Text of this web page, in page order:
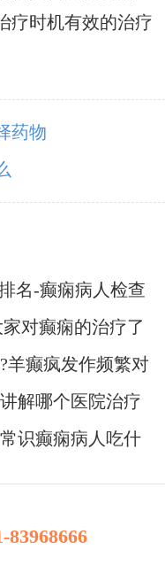
疗时机有效的治疗
药物
名-癫痫病人检查
对癫痫的治疗了
羊癫疯发作频繁对
解哪个医院治疗
识癫痫病人吃什
83968666